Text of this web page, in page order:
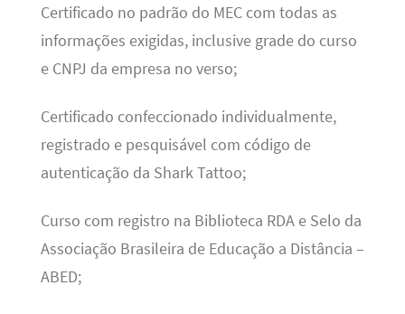
Certificado no padrão do MEC com todas as
informações exigidas, inclusive grade do curso
e CNPJ da empresa no verso;
Certificado confeccionado individualmente,
registrado e pesquisável com código de
autenticação da Shark Tattoo;
Curso com registro na Biblioteca RDA e Selo da
Associação Brasileira de Educação a Distância –
ABED;